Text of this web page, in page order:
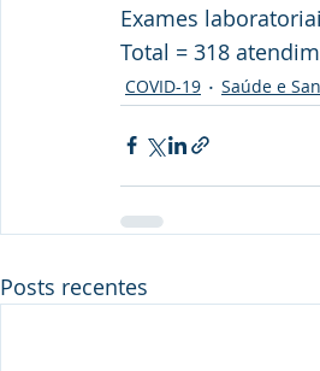
Exames
Total = 318
COVID-19 Saúde e
Posts recentes